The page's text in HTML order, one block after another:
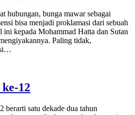
hubungan, bunga mawar sebagai
bisa menjadi proklamasi dari sebuah
ini kepada Mohammad Hatta dan Sutan
Paling tidak,
12
berarti satu dekade dua tahun